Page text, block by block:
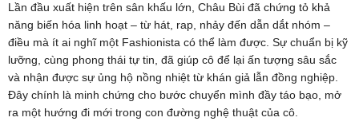
Lần đầu xuất hiện trên sân khấu lớn, Châu Bùi đã chứng tỏ khả
năng biến hóa linh hoạt – từ hát, rap, nhảy đến dẫn dắt nhóm –
điều mà ít ai nghĩ một Fashionista có thể làm được. Sự chuẩn bị kỹ
lưỡng, cùng phong thái tự tin, đã giúp cô để lại ấn tượng sâu sắc
và nhận được sự ủng hộ nồng nhiệt từ khán giả lẫn đồng nghiệp.
Đây chính là minh chứng cho bước chuyển mình đầy táo bạo, mở
ra một hướng đi mới trong con đường nghệ thuật của cô.